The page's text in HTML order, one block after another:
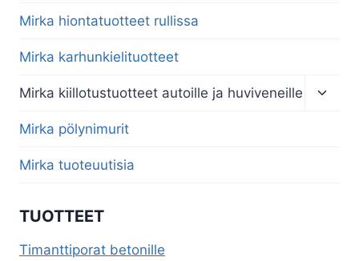
Mirka hiontatuotteet rullissa
Mirka karhunkielituotteet
Mirka kiillotustuotteet autoille ja huviveneille
Mirka pölynimurit
Mirka tuoteuutisia
TUOTTEET
Timanttiporat betonille